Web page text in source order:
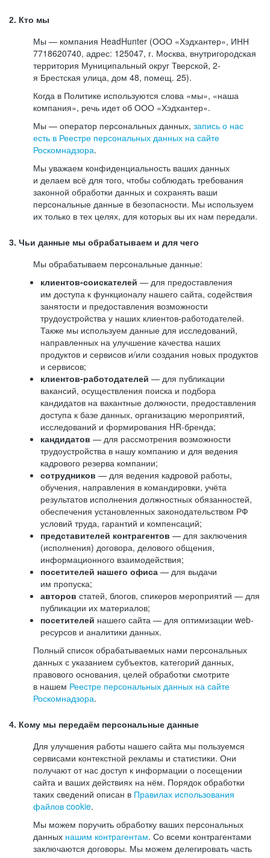
2. Кто мы
Мы — компания HeadHunter (ООО «Хэдхантер», ИНН
7718620740, адрес: 125047, г. Москва, внутригородская
территория Муниципальный округ Тверской, 2-
я Брестская улица, дом 48, помещ. 25).
Когда в Политике используются слова «мы», «наша
компания», речь идет об ООО «Хэдхантер».
Мы — оператор персональных данных, запись о нас
есть в Реестре персональных данных на сайте
Роскомнадзора.
Мы уважаем конфиденциальность ваших данных
и делаем всё для того, чтобы соблюдать требования
законной обработки данных и сохранять ваши
персональные данные в безопасности. Мы используем
их только в тех целях, для которых вы их нам передали.
3. Чьи данные мы обрабатываем и для чего
Мы обрабатываем персональные данные:
клиентов-соискателей — для предоставления
им доступа к функционалу нашего сайта, содействия
занятости и предоставления возможности
трудоустройства у наших клиентов-работодателей.
Также мы используем данные для исследований,
направленных на улучшение качества наших
продуктов и сервисов и/или создания новых продуктов
и сервисов;
клиентов-работодателей — для публикации
вакансий, осуществления поиска и подбора
кандидатов на вакантные должности, предоставления
доступа к базе данных, организацию мероприятий,
исследований и формирования HR-бренда;
кандидатов — для рассмотрения возможности
трудоустройства в нашу компанию и для ведения
кадрового резерва компании;
сотрудников — для ведения кадровой работы,
обучения, направления в командировки, учёта
результатов исполнения должностных обязанностей,
обеспечения установленных законодательством РФ
условий труда, гарантий и компенсаций;
представителей контрагентов — для заключения
(исполнения) договора, делового общения,
информационного взаимодействия;
посетителей нашего офиса — для выдачи
им пропуска;
авторов статей, блогов, спикеров мероприятий — для
публикации их материалов;
посетителей нашего сайта — для оптимизации web-
ресурсов и аналитики данных.
Полный список обрабатываемых нами персональных
данных с указанием субъектов, категорий данных,
правового основания, целей обработки смотрите
в нашем Реестре персональных данных на сайте
Роскомнадзора.
4. Кому мы передаём персональные данные
Для улучшения работы нашего сайта мы пользуемся
сервисами контекстной рекламы и статистики. Они
получают от нас доступ к информации о посещении
сайта и ваших действиях на нём. Порядок обработки
таких сведений описан в Правилах использования
файлов cookie.
Мы можем поручить обработку ваших персональных
данных нашим контрагентам. Со всеми контрагентами
заключаются договоры. Мы можем делегировать часть